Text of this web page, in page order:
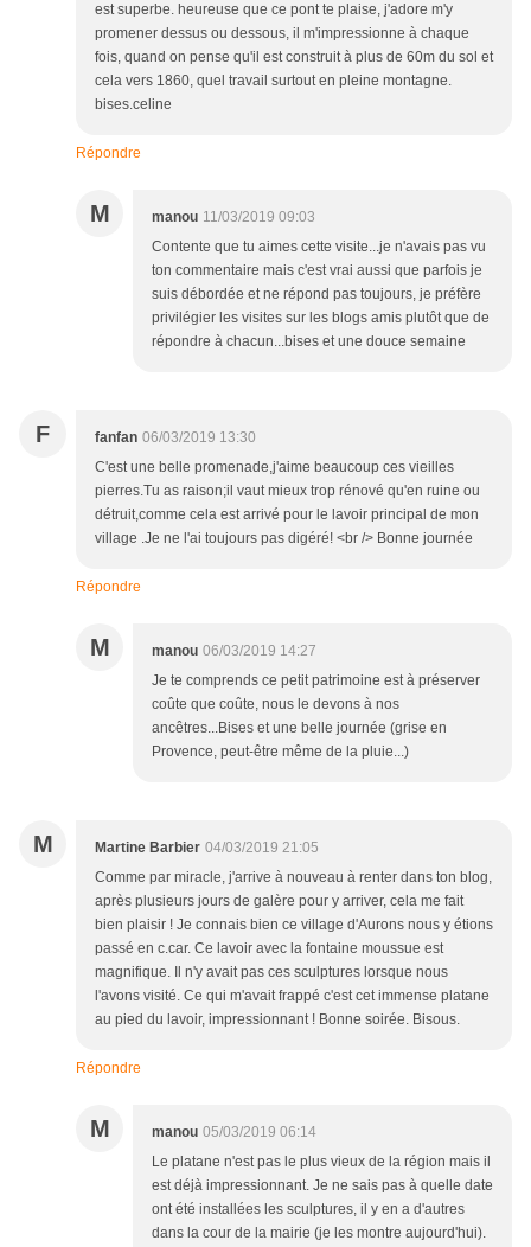
est superbe. heureuse que ce pont te plaise, j'adore m'y
promener dessus ou dessous, il m'impressionne à chaque
fois, quand on pense qu'il est construit à plus de 60m du sol et
cela vers 1860, quel travail surtout en pleine montagne.
bises.celine
Répondre
M manou 11/03/2019 09:03
Contente que tu aimes cette visite...je n'avais pas vu
ton commentaire mais c'est vrai aussi que parfois je
suis débordée et ne répond pas toujours, je préfère
privilégier les visites sur les blogs amis plutôt que de
répondre à chacun...bises et une douce semaine
F fanfan 06/03/2019 13:30
C'est une belle promenade,j'aime beaucoup ces vieilles
pierres.Tu as raison;il vaut mieux trop rénové qu'en ruine ou
détruit,comme cela est arrivé pour le lavoir principal de mon
village .Je ne l'ai toujours pas digéré! <br /> Bonne journée
Répondre
M manou 06/03/2019 14:27
Je te comprends ce petit patrimoine est à préserver
coûte que coûte, nous le devons à nos
ancêtres...Bises et une belle journée (grise en
Provence, peut-être même de la pluie...)
M Martine Barbier 04/03/2019 21:05
Comme par miracle, j'arrive à nouveau à renter dans ton blog,
après plusieurs jours de galère pour y arriver, cela me fait
bien plaisir ! Je connais bien ce village d'Aurons nous y étions
passé en c.car. Ce lavoir avec la fontaine moussue est
magnifique. Il n'y avait pas ces sculptures lorsque nous
l'avons visité. Ce qui m'avait frappé c'est cet immense platane
au pied du lavoir, impressionnant ! Bonne soirée. Bisous.
Répondre
M manou 05/03/2019 06:14
Le platane n'est pas le plus vieux de la région mais il
est déjà impressionnant. Je ne sais pas à quelle date
ont été installées les sculptures, il y en a d'autres
dans la cour de la mairie (je les montre aujourd'hui).